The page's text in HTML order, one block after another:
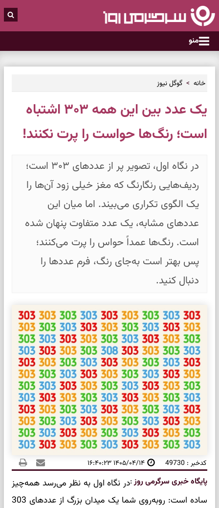
منو
خانه گوگل نیوز
یک عدد بین این همه ۳۰۳ اشتباه
است؛ رنگ‌ها حواست را پرت نکنند!
در نگاه اول، تصویر پر از عددهای ۳۰۳ است؛
ردیف‌هایی رنگارنگ که مغز خیلی زود آن‌ها را
یک الگوی تکراری می‌بیند. اما میان این
عددهای مشابه، یک عدد متفاوت پنهان شده
است. رنگ‌ها عمداً حواس را پرت می‌کنند؛
پس بهتر است به‌جای رنگ، فرم عددها را
دنبال کنید.
کدخبر : 49730 ۱۴۰۵/۰۴/۱۴ ۱۶:۴۰:۲۳
پایگاه خبری سرگرمی روز:در نگاه اول به نظر می‌رسد همه‌چیز
ساده است: روبه‌روی شما یک میدان بزرگ از عددهای 303